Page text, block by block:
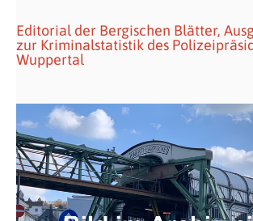
Editorial der Bergischen Blätter,
zur Kriminalstatistik des
Wuppertal